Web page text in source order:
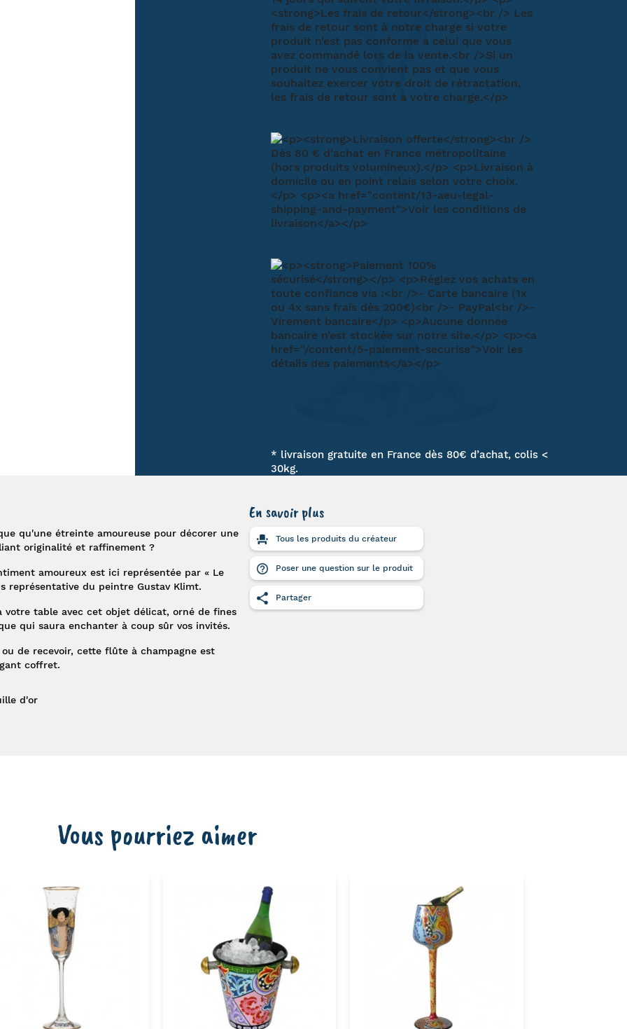
* livraison gratuite en France dès 80€ d’achat, colis <
30kg.
qu'une étreinte amoureuse pour décorer une
originalité et raffinement ?
amoureux est ici représentée par « Le
représentative du peintre Gustav Klimt.
votre table avec cet objet délicat, orné de fines
qui saura enchanter à coup sûr vos invités.
de recevoir, cette flûte à champagne est
coffret.
d'or
En savoir plus
Tous les produits du créateur
Poser une question sur le produit
Partager
Vous pourriez aimer